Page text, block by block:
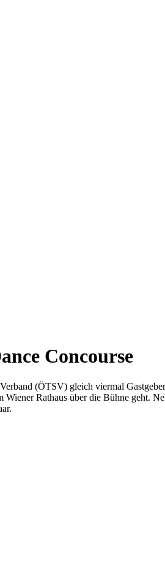
Concourse
(ÖTSV) gleich viermal
Rathaus über die Bühne geht.